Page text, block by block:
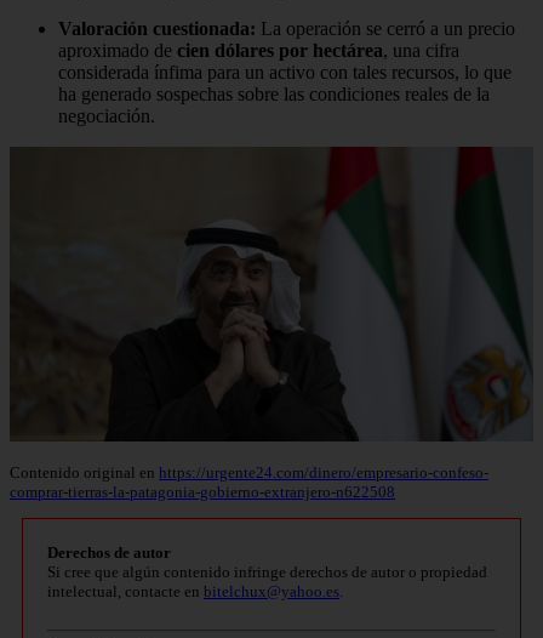
Valoración cuestionada: La operación se cerró a un precio
aproximado de cien dólares por hectárea, una cifra
considerada ínfima para un activo con tales recursos, lo que
ha generado sospechas sobre las condiciones reales de la
negociación.
Contenido original en https://urgente24.com/dinero/empresario-confeso-
comprar-tierras-la-patagonia-gobierno-extranjero-n622508
Derechos de autor
Si cree que algún contenido infringe derechos de autor o propiedad
intelectual, contacte en bitelchux@yahoo.es.